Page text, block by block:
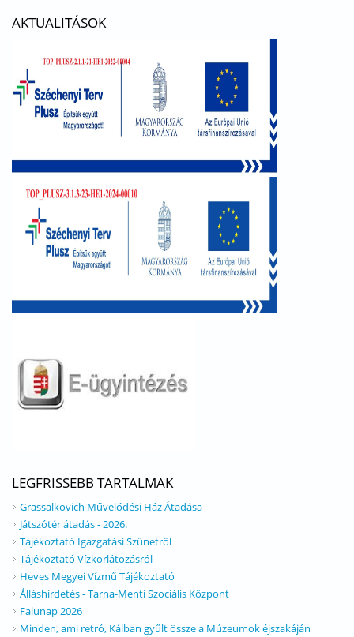
AKTUALITÁSOK
LEGFRISSEBB TARTALMAK
Grassalkovich Művelődési Ház Átadása
Játszótér átadás - 2026.
Tájékoztató Igazgatási Szünetről
Tájékoztató Vízkorlátozásról
Heves Megyei Vízmű Tájékoztató
Álláshirdetés - Tarna-Menti Szociális Központ
Falunap 2026
Minden, ami retró, Kálban gyűlt össze a Múzeumok éjszakáján